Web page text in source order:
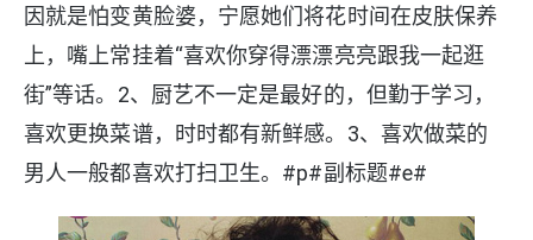
因就是怕变黄脸婆，宁愿她们将花时间在皮肤保养
上，嘴上常挂着“喜欢你穿得漂漂亮亮跟我一起逛
街”等话。2、厨艺不一定是最好的，但勤于学习，
喜欢更换菜谱，时时都有新鲜感。3、喜欢做菜的
男人一般都喜欢打扫卫生。#p#副标题#e#